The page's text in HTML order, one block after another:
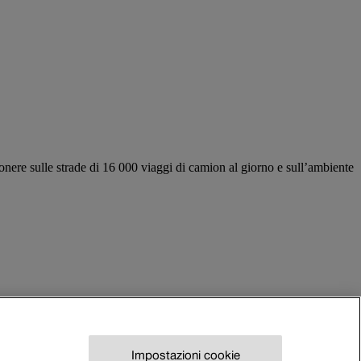
sulle strade di 16 000 viaggi di camion al giorno e sull’ambiente
Impostazioni cookie